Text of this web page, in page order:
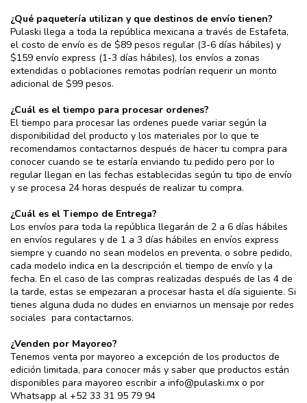
¿Qué paquetería utilizan y que destinos de envío tienen?
Pulaski llega a toda la república mexicana a través de Estafeta,
el costo de envío es de $89 pesos regular (3-6 días hábiles) y
$159 envío express (1-3 días hábiles), los envíos a zonas
extendidas o poblaciones remotas podrían requerir un monto
adicional de $99 pesos.
¿Cuál es el tiempo para procesar ordenes?
El tiempo para procesar las ordenes puede variar según la
disponibilidad del producto y los materiales por lo que te
recomendamos contactarnos después de hacer tu compra para
conocer cuando se te estaría enviando tu pedido pero por lo
regular llegan en las fechas establecidas según tu tipo de envío
y se procesa 24 horas después de realizar tu compra.
¿Cuál es el Tiempo de Entrega?
Los envíos para toda la república llegarán de 2 a 6 días hábiles
en envíos regulares y de 1 a 3 días hábiles en envíos express
siempre y cuando no sean modelos en preventa, o sobre pedido,
cada modelo indica en la descripción el tiempo de envío y la
fecha. En el caso de las compras realizadas después de las 4 de
la tarde, estas se empezaran a procesar hasta el día siguiente. Si
tienes alguna duda no dudes en enviarnos un mensaje por redes
sociales para contactarnos.
¿Venden por Mayoreo?
Tenemos venta por mayoreo a excepción de los productos de
edición limitada, para conocer más y saber que productos están
disponibles para mayoreo escribir a info@pulaski.mx o por
Whatsapp al +52 33 31 95 79 94